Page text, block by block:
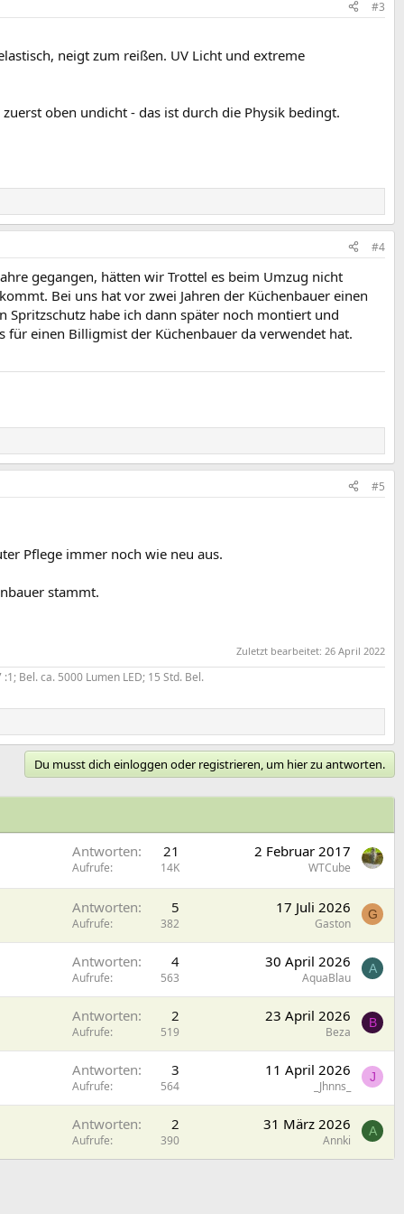
#3
neigt zum reißen. UV Licht und extreme
oben undicht - das ist durch die Physik bedingt.
#4
gegangen, hätten wir Trottel es beim Umzug nicht
Bei uns hat vor zwei Jahren der Küchenbauer einen
Spritzschutz habe ich dann später noch montiert und
für einen Billigmist der Küchenbauer da verwendet hat.
#5
Pflege immer noch wie neu aus.
stammt.
Zuletzt bearbeitet: 26 April 2022
Bel. ca. 5000 Lumen LED; 15 Std. Bel.
Du musst dich einloggen oder registrieren, um hier zu antworten.
Antworten 21
Aufrufe 14K
2 Februar 2017
WTCube
Antworten 5
Aufrufe 382
17 Juli 2026
Gaston
G
Antworten 4
Aufrufe 563
30 April 2026
AquaBlau
A
Antworten 2
Aufrufe 519
23 April 2026
Beza
B
Antworten 3
Aufrufe 564
11 April 2026
_Jhnns_
J
Antworten 2
Aufrufe 390
31 März 2026
Annki
A